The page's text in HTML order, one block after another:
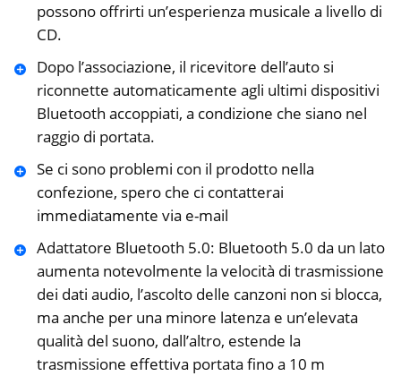
possono offrirti un’esperienza musicale a livello di
CD.
Dopo l’associazione, il ricevitore dell’auto si
riconnette automaticamente agli ultimi dispositivi
Bluetooth accoppiati, a condizione che siano nel
raggio di portata.
Se ci sono problemi con il prodotto nella
confezione, spero che ci contatterai
immediatamente via e-mail
Adattatore Bluetooth 5.0: Bluetooth 5.0 da un lato
aumenta notevolmente la velocità di trasmissione
dei dati audio, l’ascolto delle canzoni non si blocca,
ma anche per una minore latenza e un’elevata
qualità del suono, dall’altro, estende la
trasmissione effettiva portata fino a 10 m